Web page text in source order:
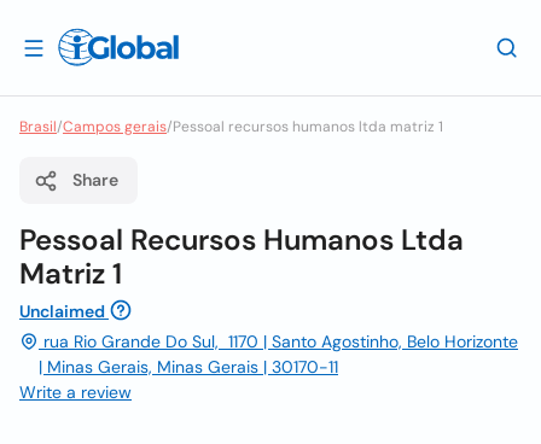
Brasil/Campos gerais/Pessoal recursos humanos ltda matriz 1
Share
Pessoal Recursos Humanos Ltda
Matriz 1
Unclaimed
rua Rio Grande Do Sul, 1170 | Santo Agostinho, Belo Horizonte
| Minas Gerais, Minas Gerais | 30170-11
Write a review